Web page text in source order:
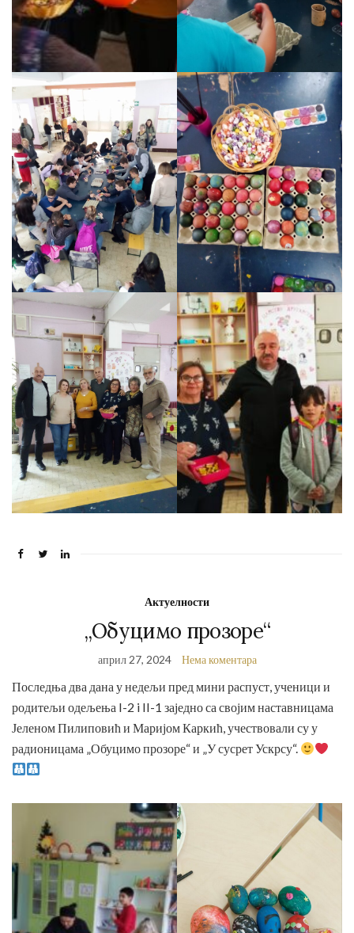
Актуелности
„Обуцимо прозоре“
април 27, 2024 Нема коментара
Последња два дана у недељи пред мини распуст, ученици и
родитељи одељења I-2 i II-1 заједно са својим наставницама
Јеленом Пилиповић и Маријом Каркић, учествовали су у
радионицама „Обуцимо прозоре“ и „У сусрет Ускрсу“.